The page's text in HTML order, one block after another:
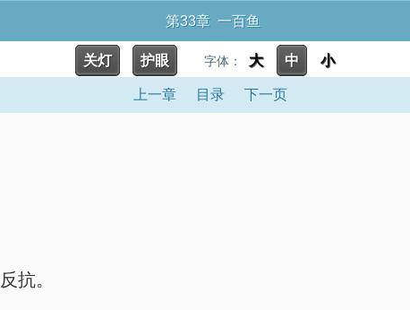
第33章 一百鱼
关灯 护眼 字体： 大 中 小
上一章 目录 下一页
抗。